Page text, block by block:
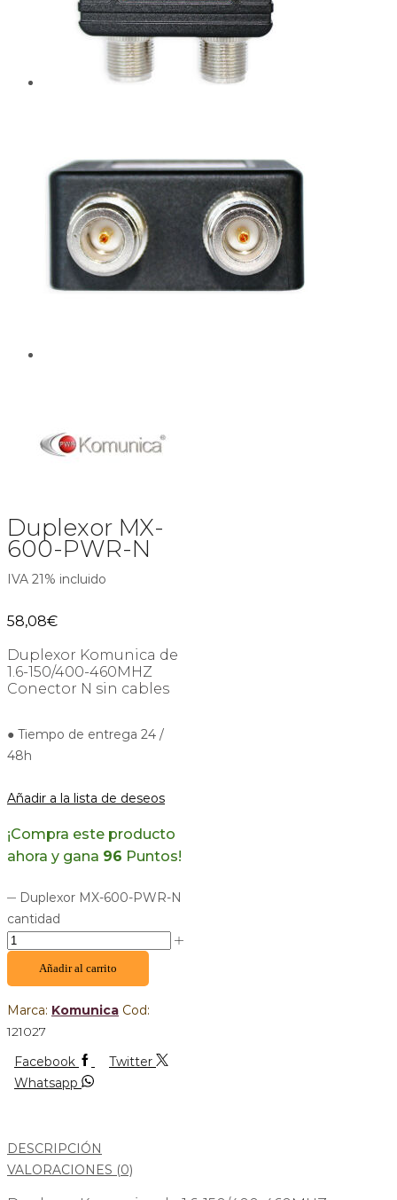
Duplexor MX-
600-PWR-N
IVA 21% incluido
58,08€
Duplexor Komunica de
1.6-150/400-460MHZ
Conector N sin cables
● Tiempo de entrega 24 /
48h
Añadir a la lista de deseos
¡Compra este producto
ahora y gana 96 Puntos!
Duplexor MX-600-PWR-N
cantidad
Añadir al carrito
Marca: Komunica Cod:
121027
Facebook
Twitter
Whatsapp
DESCRIPCIÓN
VALORACIONES (0)